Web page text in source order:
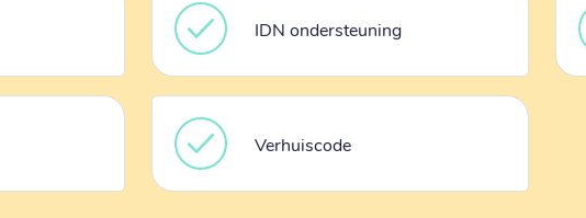
IDN ondersteuning
Verhuiscode